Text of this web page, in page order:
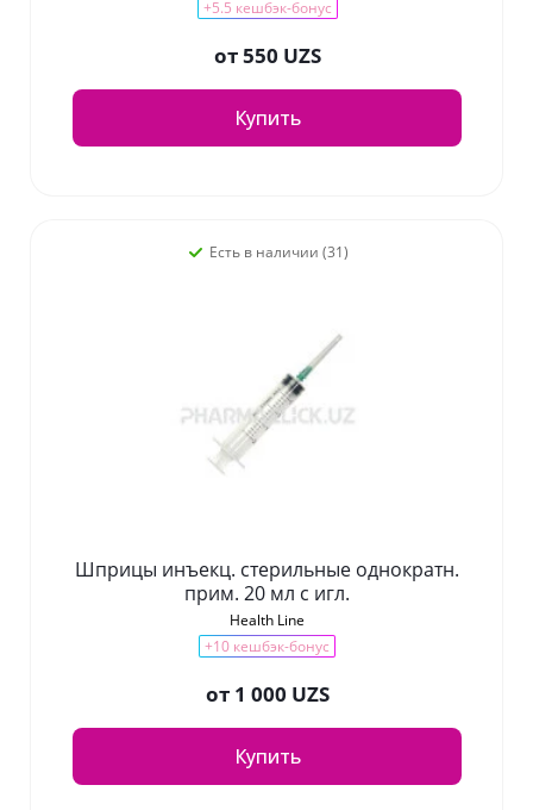
+5.5 кешбэк-бонус
от550 UZS
Купить
Есть в наличии (31)
Шприцы инъекц. стерильные однократн.
прим. 20 мл с игл.
Health Line
+10 кешбэк-бонус
от 1 000 UZS
Купить